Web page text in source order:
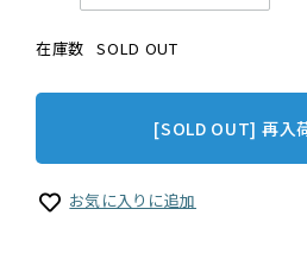
在庫数 SOLD OUT
[SOLD OUT] 再入
お気に入りに追加